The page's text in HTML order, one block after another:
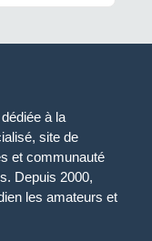
à la
site de
et communauté
Depuis 2000,
les amateurs et